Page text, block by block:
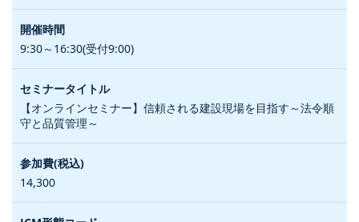
9:30～16:30(受付9:00)
【オンラインセミナー】信頼される建設現場を目指す～法令順
守と品質管理～
14,300